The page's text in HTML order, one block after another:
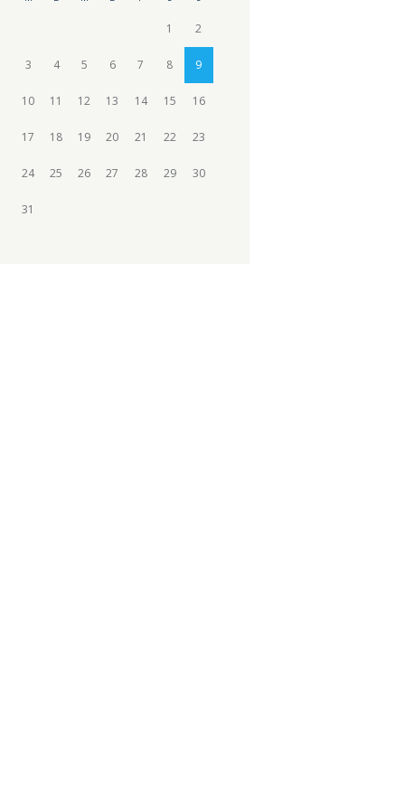
1 2
3 4 5 6 7 8 9
10 11 12 13 14 15 16
17 18 19 20 21 22 23
24 25 26 27 28 29 30
31